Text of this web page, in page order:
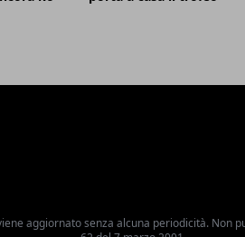
aggiornato senza alcuna periodicità. Non